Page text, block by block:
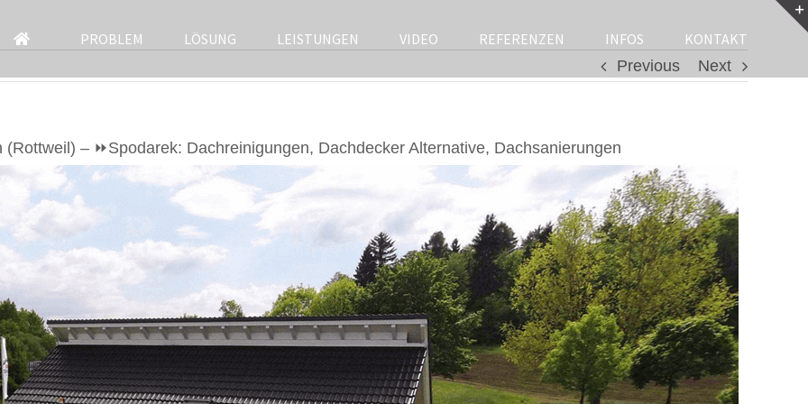
PROBLEM LÖSUNG LEISTUNGEN VIDEO REFERENZEN INFOS
KONTAKT
Previous
Next
– ⏩Spodarek: Dachreinigungen, Dachdecker Alternative, Dachsanierungen